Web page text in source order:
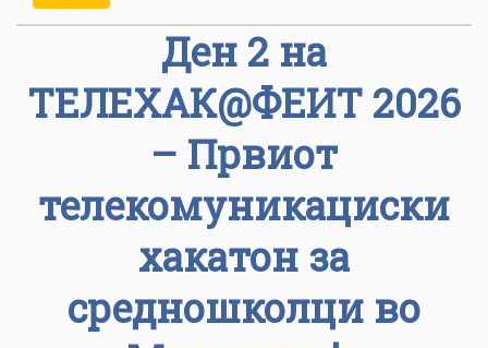
Ден 2 на
ТЕЛЕХАК@ФЕИТ 2026
– Првиот
телекомуникациски
хакатон за
средношколци во